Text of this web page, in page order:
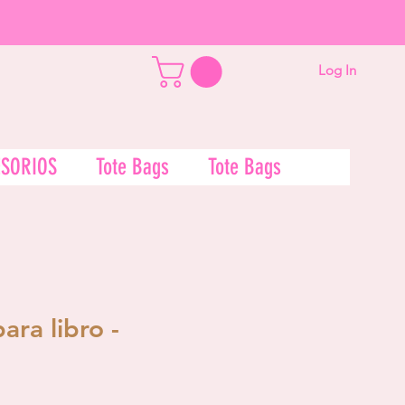
Log In
Tote Bags Tote Bags
libro -